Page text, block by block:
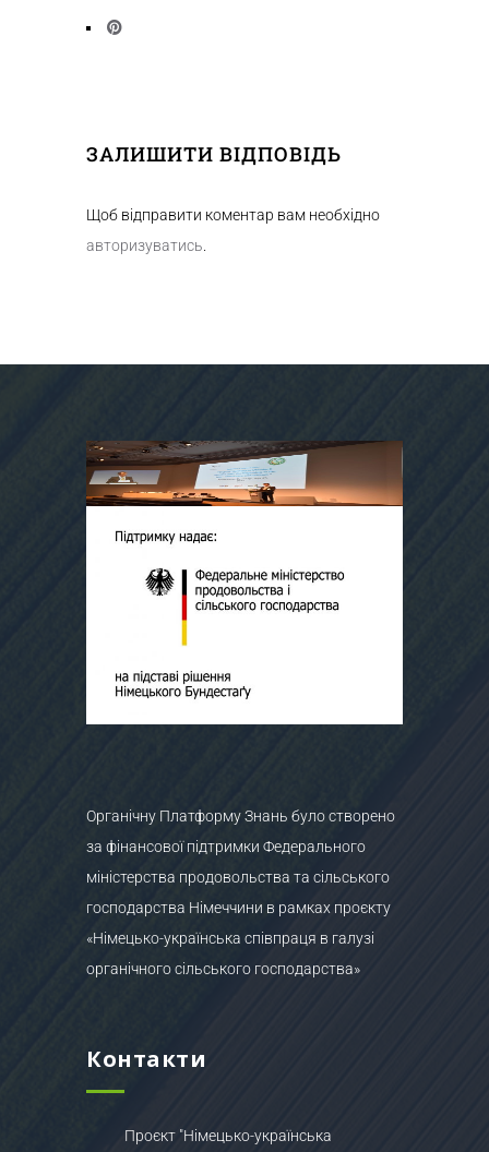
ЗАЛИШИТИ ВІДПОВІДЬ
Щоб відправити коментар вам необхідно
авторизуватись.
Органічну Платформу Знань було створено
за фінансової підтримки Федерального
міністерства продовольства та сільського
господарства Німеччини в рамках проєкту
«Німецько-українська співпраця в галузі
органічного сільського господарства»
Контакти
Проєкт "Німецько-українська